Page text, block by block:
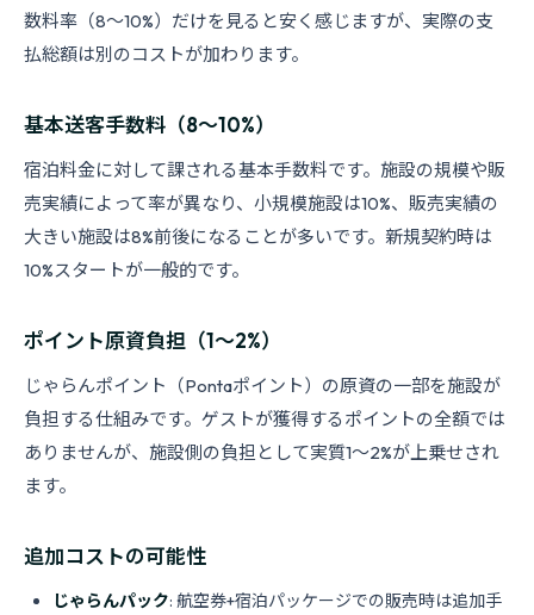
数料率（8〜10%）だけを見ると安く感じますが、実際の支
払総額は別のコストが加わります。
基本送客手数料（8〜10%）
宿泊料金に対して課される基本手数料です。施設の規模や販
売実績によって率が異なり、小規模施設は10%、販売実績の
大きい施設は8%前後になることが多いです。新規契約時は
10%スタートが一般的です。
ポイント原資負担（1〜2%）
じゃらんポイント（Pontaポイント）の原資の一部を施設が
負担する仕組みです。ゲストが獲得するポイントの全額では
ありませんが、施設側の負担として実質1〜2%が上乗せされ
ます。
追加コストの可能性
じゃらんパック: 航空券+宿泊パッケージでの販売時は追加手